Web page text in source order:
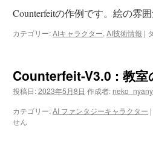
Counterfeitの作例です。絵の雰
カテゴリー:AIキャラクター, AI技術情報 |
Counterfeit-V3.0 : 教室
投稿日:2023年5月8日 作成者:
カテゴリー:AI ファンタジーキャラクター |
せん